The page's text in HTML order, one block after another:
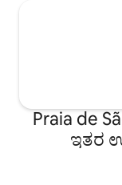
Praia de
ಇತರ